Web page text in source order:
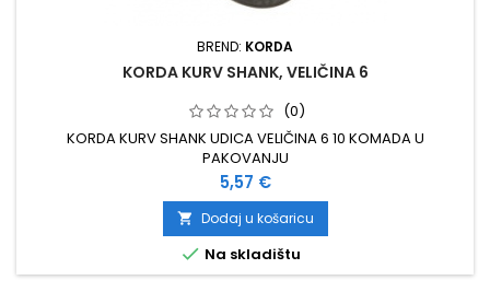
BREND: KORDA
KORDA KURV SHANK, VELIČINA 6
(0)
KORDA KURV SHANK UDICA VELIČINA 6 10 KOMADA U
PAKOVANJU
Cijena
5,57 €
 Dodaj u košaricu
 Na skladištu